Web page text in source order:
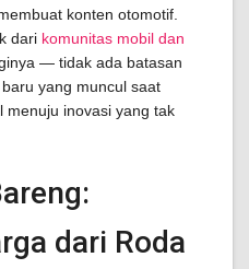
konten otomotif.
dari komunitas mobil dan
— tidak ada batasan
yang muncul saat
menuju inovasi yang tak
dari Roda